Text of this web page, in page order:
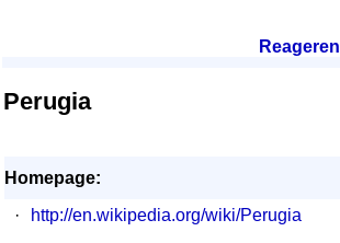
Reageren
Perugia
Homepage:
·
http://en.wikipedia.org/wiki/Perugia